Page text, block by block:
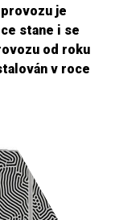
je
stane i se
od roku
v roce